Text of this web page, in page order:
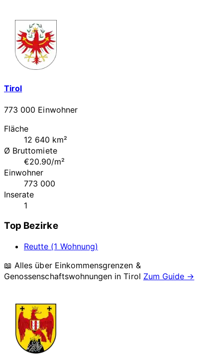
Tirol
773 000 Einwohner
Fläche
12 640 km²
Ø Bruttomiete
€20.90/m²
Einwohner
773 000
Inserate
1
Top Bezirke
Reutte (1 Wohnung)
📖 Alles über Einkommensgrenzen &
Genossenschaftswohnungen inTirol Zum Guide →